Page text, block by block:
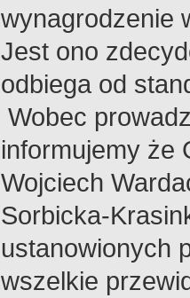
wynagrodzenie
Jest ono
odbiega od
Wobec
informujemy że
Wojciech
Sorbicka-
ustanowionych
wszelkie